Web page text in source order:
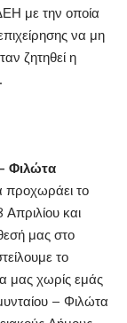
με την οποία
να μη
ζητηθεί η
Φιλώτα
προχωράει το
και
μας στο
το
μας χωρίς εμάς
– Φιλώτα